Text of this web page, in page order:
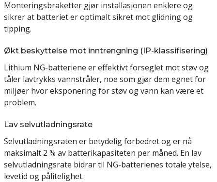
Monteringsbraketter gjør installasjonen enklere og
sikrer at batteriet er optimalt sikret mot glidning og
tipping.
Økt beskyttelse mot inntrengning (IP-klassifisering)
Lithium NG-batteriene er effektivt forseglet mot støv og
tåler lavtrykks vannstråler, noe som gjør dem egnet for
miljøer hvor eksponering for støv og vann kan være et
problem.
Lav selvutladningsrate
Selvutladningsraten er betydelig forbedret og er nå
maksimalt 2 % av batterikapasiteten per måned. En lav
selvutladningsrate bidrar til NG-batterienes totale ytelse,
levetid og pålitelighet.